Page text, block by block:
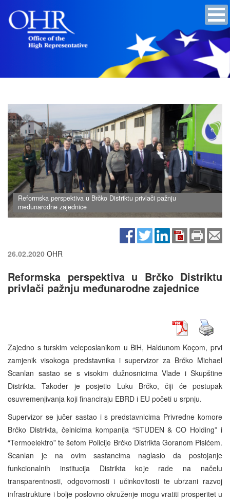
Reformska perspektiva u Brčko Distriktu privlači pažnju
međunarodne zajednice
26.02.2020 OHR
Reformska perspektiva u Brčko Distriktu
privlači pažnju međunarodne zajednice
Zajedno s turskim veleposlanikom u BiH, Haldunom Koçom, prvi
zamjenik visokoga predstavnika i supervizor za Brčko Michael
Scanlan sastao se s visokim dužnosnicima Vlade i Skupštine
Distrikta. Također je posjetio Luku Brčko, čiji će postupak
osuvremenjivanja koji financiraju EBRD i EU početi u srpnju.
Supervizor se jučer sastao i s predstavnicima Privredne komore
Brčko Distrikta, čelnicima kompanija “STUDEN & CO Holding” i
“Termoelektro” te šefom Policije Brčko Distrikta Goranom Pisićem.
Scanlan je na ovim sastancima naglasio da postojanje
funkcionalnih institucija Distrikta koje rade na načelu
transparentnosti, odgovornosti i učinkovitosti te ubrzani razvoj
infrastrukture i bolje poslovno okruženje mogu vratiti prosperitet u